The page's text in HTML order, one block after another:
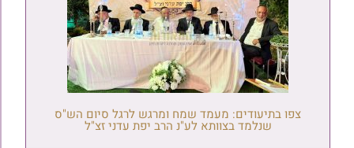
צפו בתיעודים: מעמד שמח ומרגש לרגל סיום הש"ס
שנלמד בצוותא לע"נ הרב יפת עדני זצ"ל